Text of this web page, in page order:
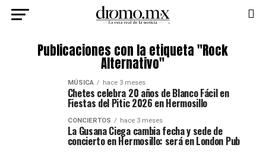
Publicaciones con la etiqueta "Rock
Alternativo"
MÚSICA hace 3 meses
Chetes celebra 20 años de Blanco Fácil en
Fiestas del Pitic 2026 en Hermosillo
CONCIERTOS hace 3 meses
La Gusana Ciega cambia fecha y sede de
concierto en Hermosillo: será en London Pub